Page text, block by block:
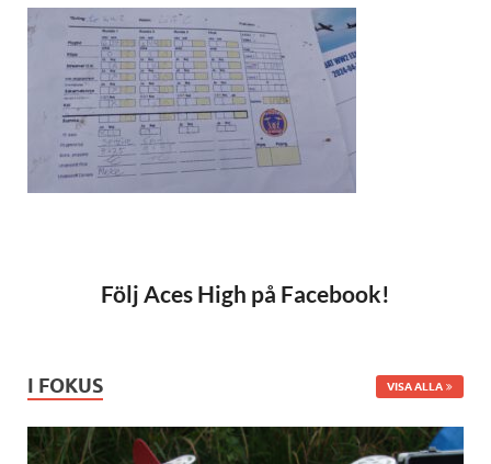
Följ Aces High på Facebook!
I FOKUS VISA ALLA